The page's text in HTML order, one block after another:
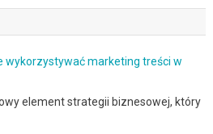
wykorzystywać marketing treści w
element strategii biznesowej, który